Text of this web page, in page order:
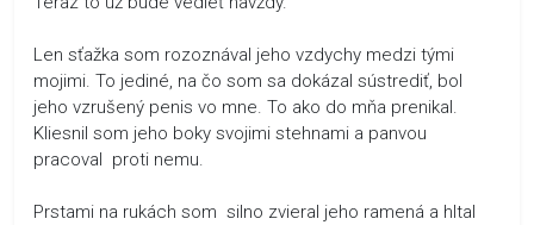
Len sťažka som rozoznával jeho vzdychy medzi tými
mojimi. To jediné, na čo som sa dokázal sústrediť, bol
jeho vzrušený penis vo mne. To ako do mňa prenikal.
Kliesnil som jeho boky svojimi stehnami a panvou
pracoval proti nemu.
Prstami na rukách som silno zvieral jeho ramená a hltal